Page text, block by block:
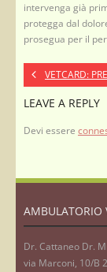
intervenga già
protegga dal
prosegua per il
VETCARD:
LEAVE A REPLY
Devi essere
AMBULATORIO
Dr. Cattaneo Dr.
via Marconi, 10/B